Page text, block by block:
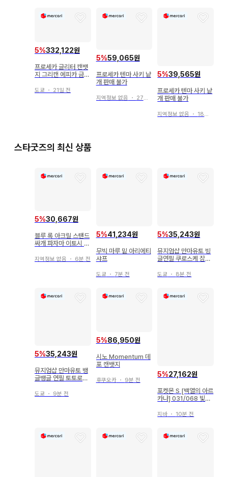
5%332,122원
프로세카 글리터 캔뱃
지 그리캔 에피카 금박
판매
도쿄 ・ 21일 전
5%59,065원
프로세카 텐마 사키 낱
개 판매 불가
지역정보 없음 ・ 27일 전
5%39,565원
프로세카 텐마 사키 낱
개 판매 불가
지역정보 없음 ・ 18일 전
스타굿즈의 최신 상품
5%30,667원
블루 록 아크릴 스탠드
싸개 파자마 이토시 린
지역정보 없음 ・ 6분 전
5%41,234원
무빅 마루 밑 아리에티
샤프
도쿄 ・ 7분 전
5%35,243원
뮤지엄샵 만마유토 빙
글연필 쿠로스케 잠수
도쿄 ・ 8분 전
5%35,243원
뮤지엄샵 만마유토 뱅
글뱅글 연필 토토로의
도쿄 ・ 9분 전
5%86,950원
시노 Momentum 데
포 캔뱃지
후쿠오카・ 9분 전
5%27,162원
포켓몬 S [백열의 아르
카나] 031/068 빛나
지바 ・ 10분 전